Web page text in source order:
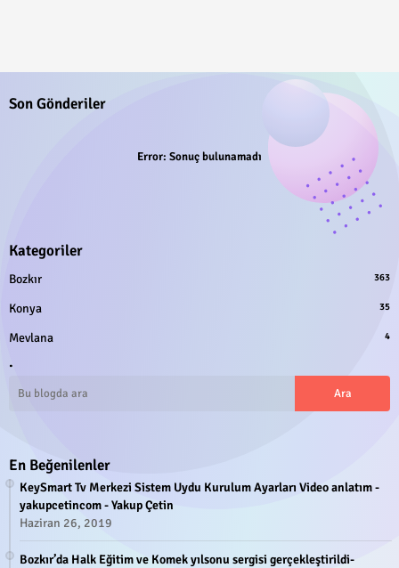
Son Gönderiler
Error: Sonuç bulunamadı
Kategoriler
Bozkır 363
Konya 35
Mevlana 4
.
En Beğenilenler
KeySmart Tv Merkezi Sistem Uydu Kurulum Ayarları Video anlatım -
yakupcetincom - Yakup Çetin
Haziran 26, 2019
Bozkır’da Halk Eğitim ve Komek yılsonu sergisi gerçekleştirildi-